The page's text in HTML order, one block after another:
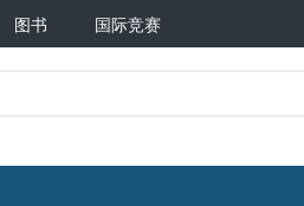
图书 国际竞赛